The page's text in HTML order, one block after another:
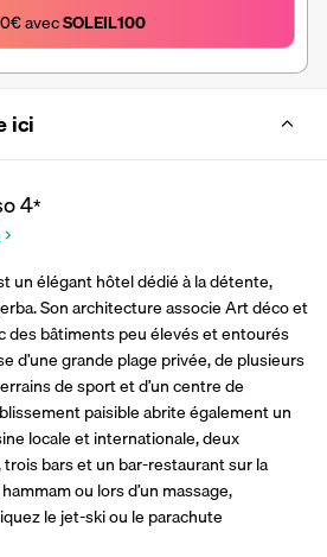
avec SOLEIL100
ici
4*
un élégant hôtel dédié à la détente,
Son architecture associe Art déco et
des bâtiments peu élevés et entourés
d’une grande plage privée, de plusieurs
de sport et d’un centre de
paisible abrite également un
locale et internationale, deux
bars et un bar-restaurant sur la
ou lors d’un massage,
le jet-ski ou le parachute